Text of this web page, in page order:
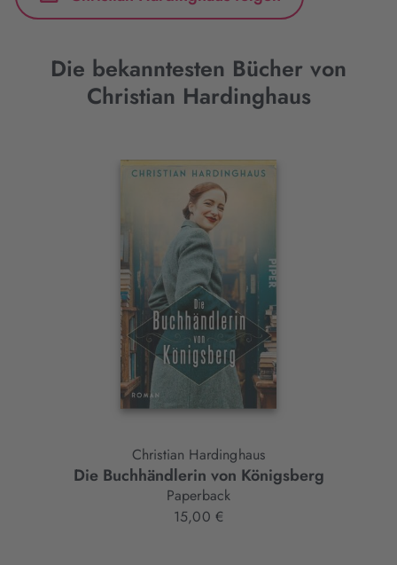
Die bekanntesten Bücher von
Christian Hardinghaus
Interaktives
Christian Hardinghaus
Die Buchhändlerin von Königsberg
Paperback
15,00 €